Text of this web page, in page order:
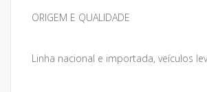
ORIGEM E QUALIDADE
Linha nacional e importada, veículos